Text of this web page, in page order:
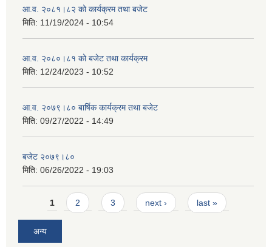
आ.व. २०८१।८२ को कार्यक्रम तथा बजेट
मिति: 11/19/2024 - 10:54
आ.व. २०८०।८१ को बजेट तथा कार्यक्रम
मिति: 12/24/2023 - 10:52
आ.व. २०७९।८० बार्षिक कार्यक्रम तथा बजेट
मिति: 09/27/2022 - 14:49
बजेट २०७९।८०
मिति: 06/26/2022 - 19:03
Pages
1 2 3 next › last »
अन्य